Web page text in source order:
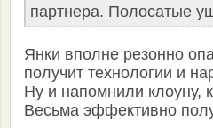
партнера. Полосатые
Янки вполне резонно
получит технологии и
Ну и напомнили клоуну,
Весьма эффективно